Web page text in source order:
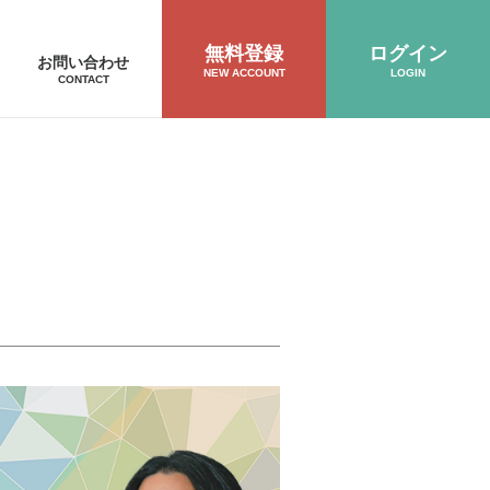
お問い合わせ
CONTACT
無料登録
NEW ACCOUNT
ログイン
LOGIN